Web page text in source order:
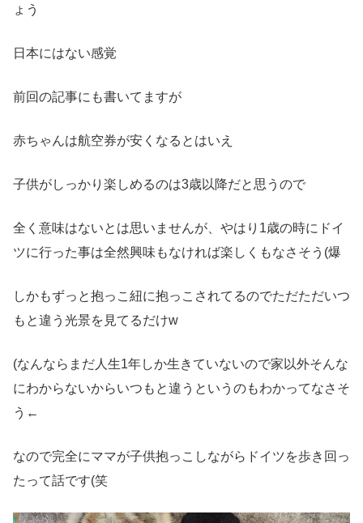
ょう
日本にはない感覚
前回の記事にも書いてますが
赤ちゃんは航空券が安くなるとはいえ
子供がしっかり楽しめるのは3歳以降だと思うので
全く意味はないとは思いませんが、やはり1歳の時にドイ
ツに行った事は全然興味もなければ楽しくもなさそう(爆
しかもずっと抱っこ紐に抱っこされてるのでただただいつ
もと違う光景を見てるだけw
(なんならまだ人生1年しか生きていないので家以外そんな
にわからないからいつもと違うというのもわかってなさそ
う←
なので完全にママが子供抱っこしながらドイツを歩き回っ
たって話です(笑